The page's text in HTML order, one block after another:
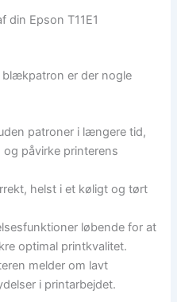
din Epson T11E1
blækpatron er der nogle
patroner i længere tid,
påvirke printerens
helst i et køligt og tørt
løbende for at
optimal printkvalitet.
melder om lavt
i printarbejdet.